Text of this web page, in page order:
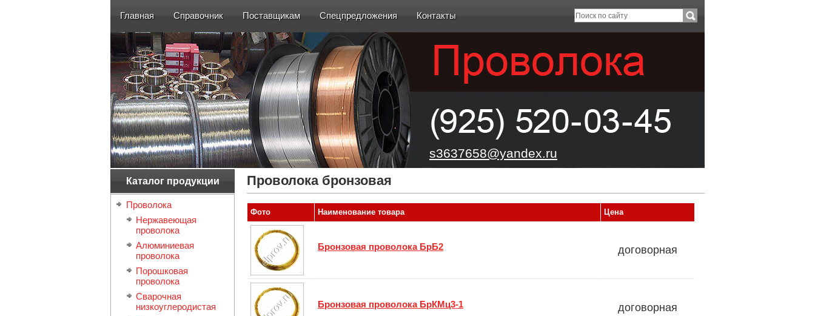
Главная Справочник Поставщикам Спецпредложения Контакты
s3637658@yandex.ru
Каталог продукции
Проволока
Нержавеющая
проволока
Алюминиевая
проволока
Порошковая
проволока
Сварочная
низкоуглеродистая
Проволока бронзовая
Фото Наименование товара Цена
Бронзовая проволока БрБ2 договорная
Бронзовая проволока БрКМц3-1 договорная